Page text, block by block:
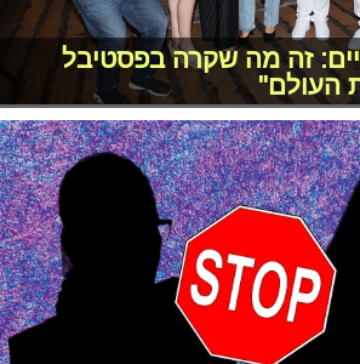
זה מה שקרה בפסטיבל
העולם"